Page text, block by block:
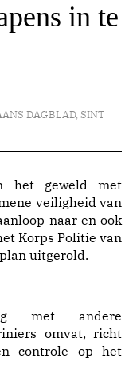
in te
DAGBLAD, SINT
het geweld met
veiligheid van
naar en ook
Korps Politie van
uitgerold.
met andere
omvat, richt
controle op het